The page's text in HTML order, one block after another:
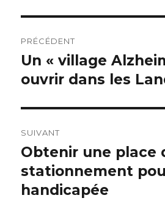
de
l’article
PRÉCÉDENT
Article
précédent :
Un « village
ouvrir dans les
SUIVANT
Article
suivant :
Obtenir une place
stationnement
handicapée